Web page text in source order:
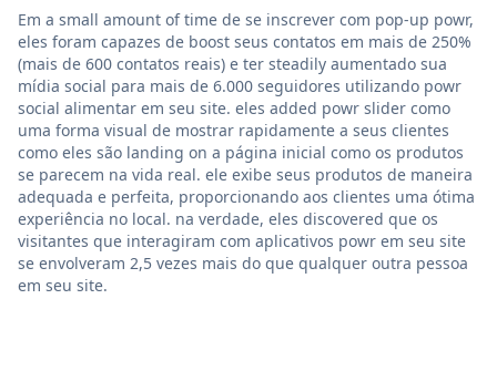
Em a small amount of time de se inscrever com pop-up powr,
eles foram capazes de boost seus contatos em mais de 250%
(mais de 600 contatos reais) e ter steadily aumentado sua
mídia social para mais de 6.000 seguidores utilizando powr
social alimentar em seu site. eles added powr slider como
uma forma visual de mostrar rapidamente a seus clientes
como eles são landing on a página inicial como os produtos
se parecem na vida real. ele exibe seus produtos de maneira
adequada e perfeita, proporcionando aos clientes uma ótima
experiência no local. na verdade, eles discovered que os
visitantes que interagiram com aplicativos powr em seu site
se envolveram 2,5 vezes mais do que qualquer outra pessoa
em seu site.